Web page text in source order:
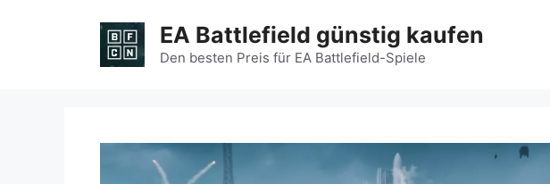
EA Battlefield günstig kaufen
Den besten Preis für EA Battlefield-Spiele